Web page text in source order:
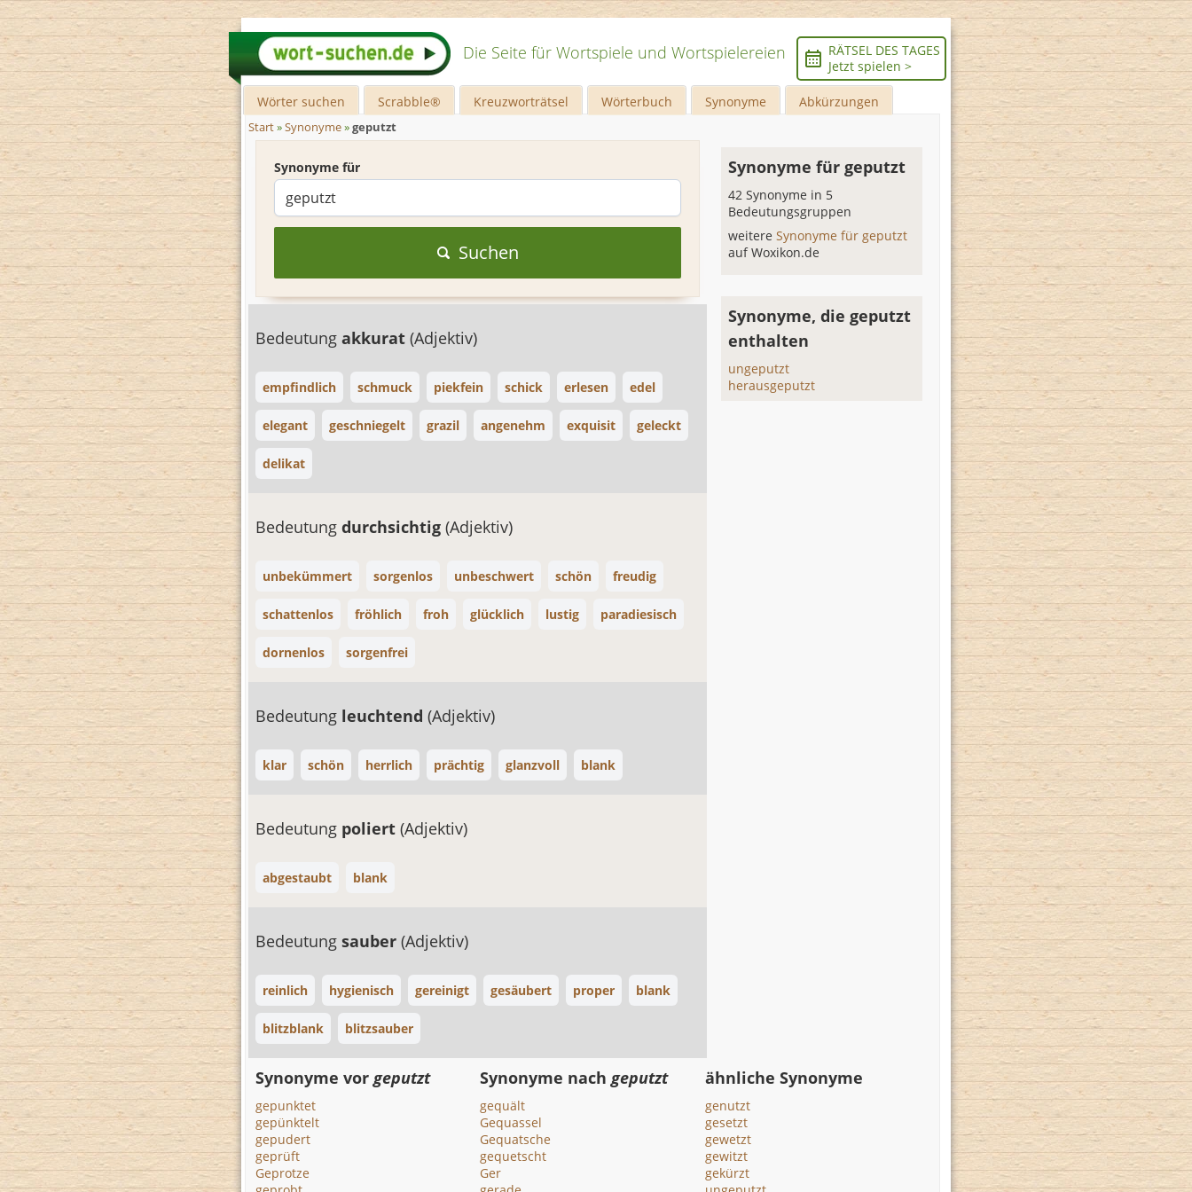
Die Seite für Wortspiele und Wortspielereien
RÄTSEL DES TAGES
Jetzt spielen >
Wörter suchen Scrabble® Kreuzworträtsel Wörterbuch Synonyme Abkürzungen
Start»Synonyme»geputzt
Synonyme für
Suchen
Bedeutung akkurat (Adjektiv)
empfindlich schmuck piekfein schick erlesen edel
elegant geschniegelt grazil angenehm exquisit geleckt
delikat
Bedeutung durchsichtig (Adjektiv)
unbekümmert sorgenlos unbeschwert schön freudig
schattenlos fröhlich froh glücklich lustig paradiesisch
dornenlos sorgenfrei
Bedeutung leuchtend (Adjektiv)
klar schön herrlich prächtig glanzvoll blank
Bedeutung poliert (Adjektiv)
abgestaubt blank
Bedeutung sauber (Adjektiv)
reinlich hygienisch gereinigt gesäubert proper blank
blitzblank blitzsauber
Synonyme für geputzt
42 Synonyme in 5
Bedeutungsgruppen
weitereSynonyme für geputzt
auf Woxikon.de
Synonyme, die geputzt
enthalten
ungeputzt
herausgeputzt
Synonyme vor geputzt
gepunktet
gepünktelt
gepudert
geprüft
Geprotze
Synonyme nachgeputzt
gequält
Gequassel
Gequatsche
gequetscht
Ger
ähnliche Synonyme
genutzt
gesetzt
gewetzt
gewitzt
gekürzt